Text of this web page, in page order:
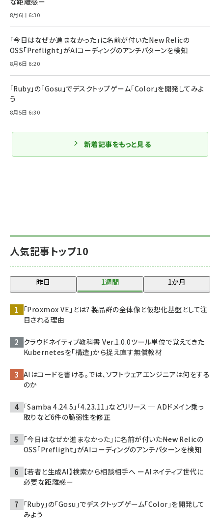
人気記事トップ10
昨日 1週間 1か月
「Proxmox VE」とは? 製品群の全体像と仮想化基盤として注
目される理由
クラウドネイティブ教科書 Ver.1.0.0――ツール単位で覚えてきた
Kubernetesを「構造」から捉え直す無償教材
AIはコードを書ける。では、ソフトウェアエンジニアは何をする
のか
「Samba 4.24.5」「4.23.11」などリリース ─ ADドメイン乗っ
取りなど6件の脆弱性を修正
「今日はなぜか進まなかった」に名前が付いた――New Relicの
OSS「Preflight」がAIコーディングのアンチパターンを検知
【若者と生成AI】検索から相談相手へ ーAIネイティブ世代に
必要な距離感ー
「Ruby」の「Gosu」でデスクトップゲーム「Color」を開発して
みよう
8月6日 6:30
「今日はなぜか進まなかった」に名前が付いた――New Relicの
OSS「Preflight」がAIコーディングのアンチパターンを検知
8月6日 6:20
「Ruby」の「Gosu」でデスクトップゲーム「Color」を開発してみよ
う
8月5日 6:30
新着記事をもっと見る